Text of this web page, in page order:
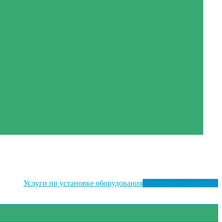
Услуги по установке оборудования